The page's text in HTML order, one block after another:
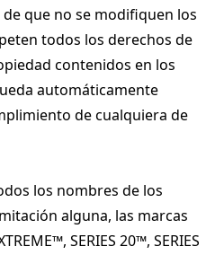
que no se modifiquen los
todos los derechos de
contenidos en los
automáticamente
de cualquiera de
los nombres de los
alguna, las marcas
SERIES 20™, SERIES